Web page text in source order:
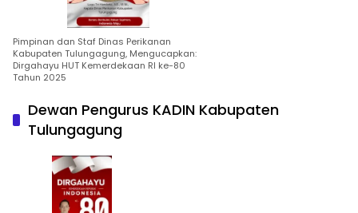
Pimpinan dan Staf Dinas Perikanan
Kabupaten Tulungagung, Mengucapkan:
Dirgahayu HUT Kemerdekaan RI ke-80
Tahun 2025
Dewan Pengurus KADIN Kabupaten
Tulungagung